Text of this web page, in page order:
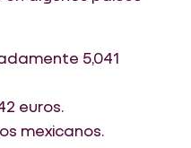
5,041
euros.
mexicanos.